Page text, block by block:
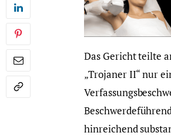
Das Gericht teilte
„Trojaner II“ nur
hinreichend